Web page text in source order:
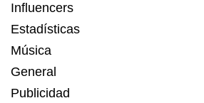
Influencers
Estadísticas
Música
General
Publicidad